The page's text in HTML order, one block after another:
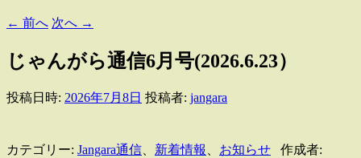
← 前へ 次へ →
じゃんがら通信6月号(2026.6.23）
投稿日時: 2026年7月8日 投稿者: jangara
カテゴリー: Jangara通信 新着情報 お知らせ 作成者: